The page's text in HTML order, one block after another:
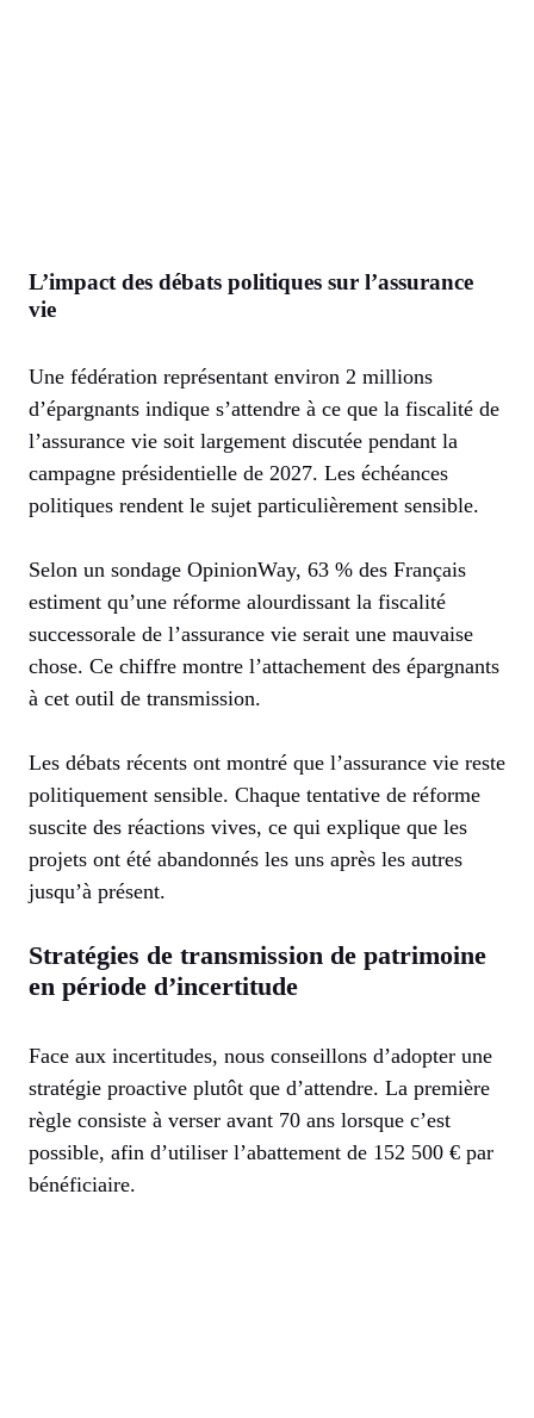
L’impact des débats politiques sur l’assurance
vie
Une fédération représentant environ 2 millions
d’épargnants indique s’attendre à ce que la fiscalité de
l’assurance vie soit largement discutée pendant la
campagne présidentielle de 2027. Les échéances
politiques rendent le sujet particulièrement sensible.
Selon un sondage OpinionWay, 63 % des Français
estiment qu’une réforme alourdissant la fiscalité
successorale de l’assurance vie serait une mauvaise
chose. Ce chiffre montre l’attachement des épargnants
à cet outil de transmission.
Les débats récents ont montré que l’assurance vie reste
politiquement sensible. Chaque tentative de réforme
suscite des réactions vives, ce qui explique que les
projets ont été abandonnés les uns après les autres
jusqu’à présent.
Stratégies de transmission de patrimoine
en période d’incertitude
Face aux incertitudes, nous conseillons d’adopter une
stratégie proactive plutôt que d’attendre. La première
règle consiste à verser avant 70 ans lorsque c’est
possible, afin d’utiliser l’abattement de 152 500 € par
bénéficiaire.